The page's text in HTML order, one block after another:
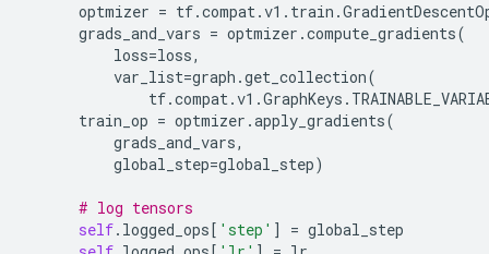
optmizer = tf.compat.v1 . train .
grads_and_vars = optmizer .compute_gradients(
loss=loss,
var_list=graph .get_collection(
tf.compat.v1 .GraphKeys .
train_op = optmizer .apply_gradients(
grads_and_vars,
global_step=global_step)
# log tensors
self. logged_ops[ 'step' ] = global_step